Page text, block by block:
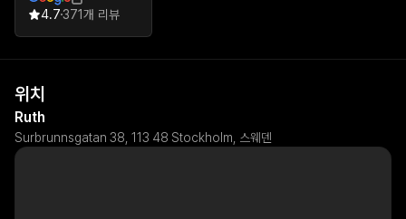
4.7371개 리뷰
위치
Ruth
Surbrunnsgatan 38, 113 48 Stockholm, 스웨덴